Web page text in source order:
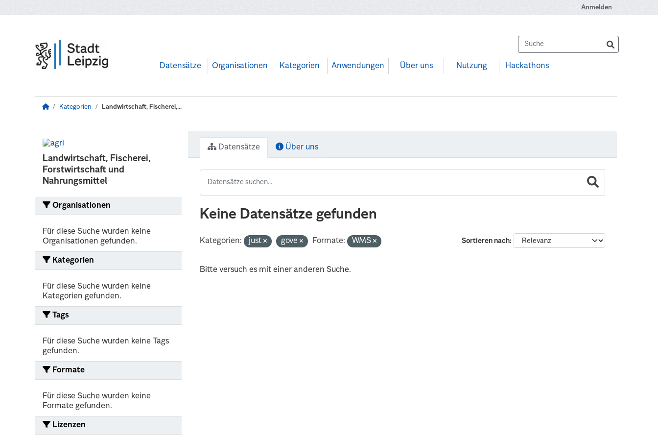
Anmelden
Datensätze Organisationen Kategorien Anwendungen Über uns Nutzung Hackathons
Kategorien Landwirtschaft, Fischerei,...
Landwirtschaft, Fischerei,
Forstwirtschaft und
Nahrungsmittel
Organisationen
Für diese Suche wurden keine
Organisationen gefunden.
Kategorien
Für diese Suche wurden keine
Kategorien gefunden.
Tags
Für diese Suche wurden keine Tags
gefunden.
Formate
Für diese Suche wurden keine
Formate gefunden.
Lizenzen
Datensätze Über uns
Keine Datensätze gefunden
Sortieren nach
Kategorien: just gove Formate: WMS
Bitte versuch es mit einer anderen Suche.